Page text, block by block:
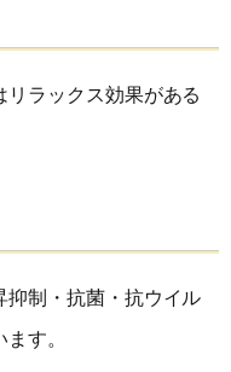
ラックス効果がある
抑制・抗菌・抗ウイル
す。